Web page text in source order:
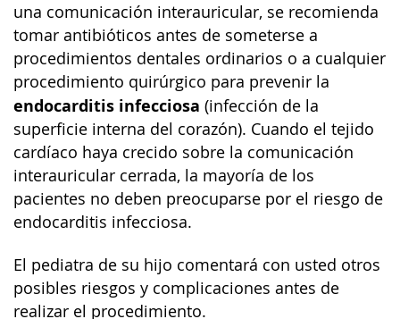
una comunicación interauricular, se recomienda
tomar antibióticos antes de someterse a
procedimientos dentales ordinarios o a cualquier
procedimiento quirúrgico para prevenir la
endocarditis infecciosa (infección de la
superficie interna del corazón). Cuando el tejido
cardíaco haya crecido sobre la comunicación
interauricular cerrada, la mayoría de los
pacientes no deben preocuparse por el riesgo de
endocarditis infecciosa.
El pediatra de su hijo comentará con usted otros
posibles riesgos y complicaciones antes de
realizar el procedimiento.